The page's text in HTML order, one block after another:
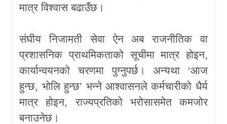
मात्र विश्वास बढाउँछ।
संघीय निजामती सेवा ऐन अब राजनीतिक वा
प्रशासनिक प्राथमिकताको सूचीमा मात्र होइन,
कार्यान्वयनको चरणमा पुग्नुपर्छ। अन्यथा ‘आज
हुन्छ, भोलि हुन्छ’ भन्ने आश्वासनले कर्मचारीको धैर्य
मात्र होइन, राज्यप्रतिको भरोसासमेत कमजोर
बनाउनेछ।